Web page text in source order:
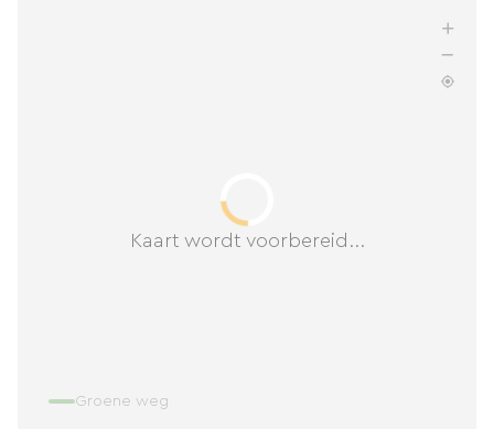
Kaart wordt voorbereid...
Groene weg